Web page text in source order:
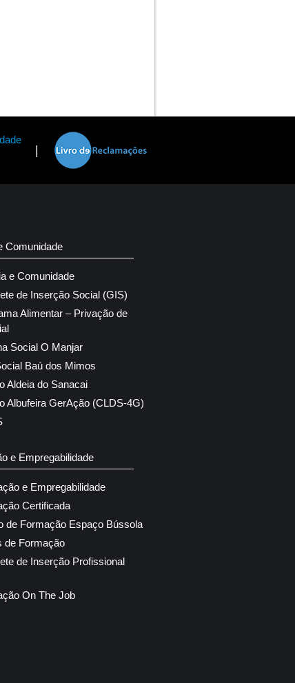
|
Comunidade
e Comunidade
de Inserção Social (GIS)
Alimentar – Privação de
Social O Manjar
Baú dos Mimos
Aldeia do Sanacai
Albufeira GerAção (CLDS-4G)
e Empregabilidade
e Empregabilidade
Certificada
de Formação Espaço Bússola
de Formação
de Inserção Profissional
On The Job